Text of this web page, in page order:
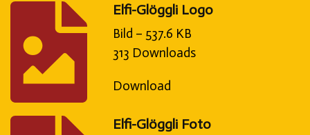
Elfi-Glöggli Logo
Bild – 537.6 KB
313 Downloads
Download
Elfi-Glöggli Foto